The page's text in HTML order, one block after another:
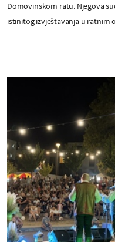
Domovinskom ratu. Njegova
istinitog izvještavanja u ratnim